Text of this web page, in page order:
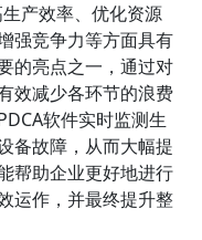
产效率、优化资源
强竞争力等方面具有
的亮点之一，通过对
效减少各环节的浪费
软件实时监测生
备故障，从而大幅提
帮助企业更好地进行
运作，并最终提升整